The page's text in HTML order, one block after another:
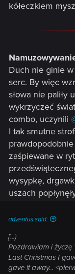
kółeczkiem
Duch nie ginie
serc. By więc
słowa nie paliły
wykrzyczeć
combo, uczynili
I tak smutne
zaśpiewane w
wysypkę,
uszach
adventus said:
[...)
Pozdrawiam i życzę
Last Christmas I
gave it away...